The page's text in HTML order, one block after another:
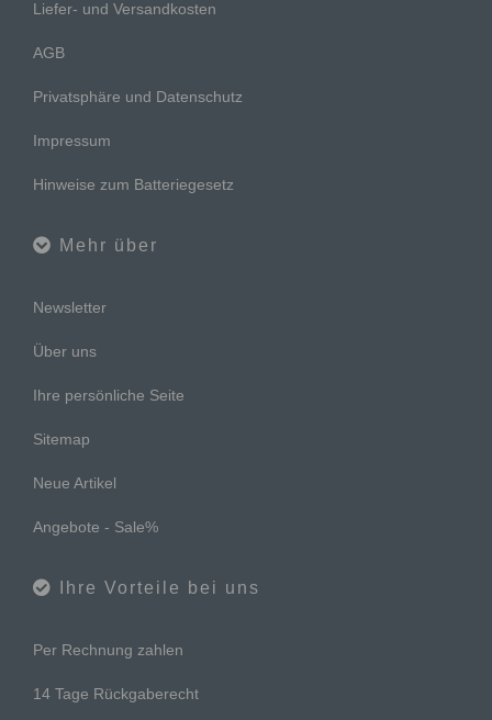
Liefer- und Versandkosten
AGB
Privatsphäre und Datenschutz
Impressum
Hinweise zum Batteriegesetz
Mehr über
Newsletter
Über uns
Ihre persönliche Seite
Sitemap
Neue Artikel
Angebote - Sale%
Ihre Vorteile bei uns
Per Rechnung zahlen
14 Tage Rückgaberecht